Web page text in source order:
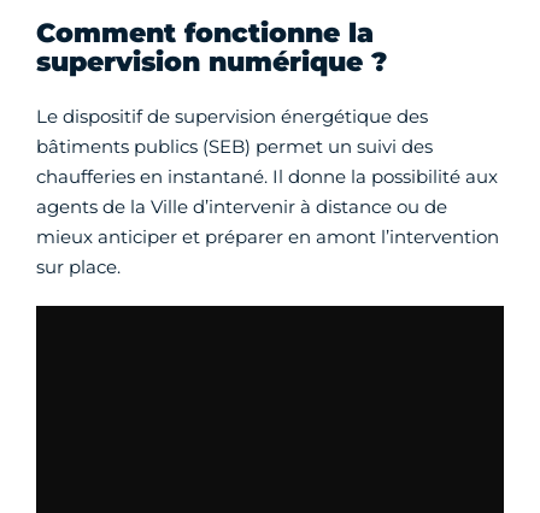
Comment fonctionne la
supervision numérique ?
Le dispositif de supervision énergétique des
bâtiments publics (SEB) permet un suivi des
chaufferies en instantané. Il donne la possibilité aux
agents de la Ville d’intervenir à distance ou de
mieux anticiper et préparer en amont l’intervention
sur place.